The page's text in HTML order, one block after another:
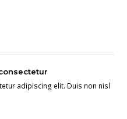
adipiscing elit. Duis non nisl